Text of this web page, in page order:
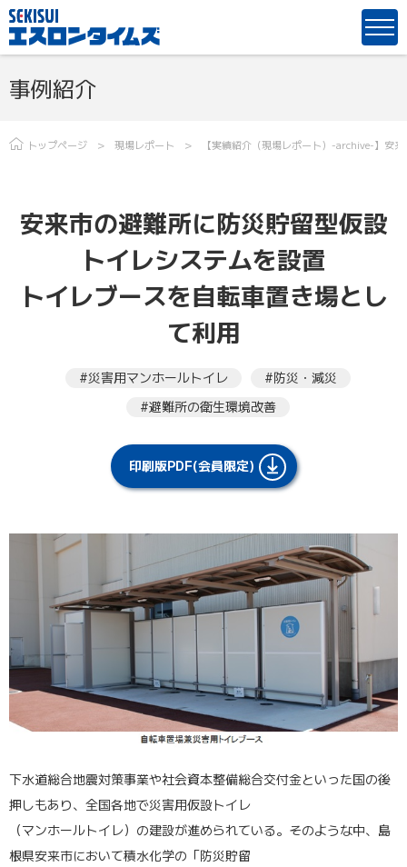
事例紹介
トップページ 現場レポート 【実績紹介（現場レポート）-archive-】安
安来市の避難所に防災貯留型仮設
トイレシステムを設置
トイレブースを自転車置き場とし
て利用
#災害用マンホールトイレ
#防災・減災
#避難所の衛生環境改善
印刷版PDF(会員限定)
下水道総合地震対策事業や社会資本整備総合交付金といった国の後
押しもあり、全国各地で災害用仮設トイレ
（マンホールトイレ）の建設が進められている。そのような中、島
根県安来市において積水化学の「防災貯留